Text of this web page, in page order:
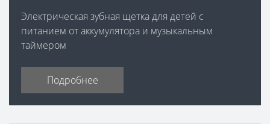
Электрическая зубная щетка для детей с
питанием от аккумулятора и музыкальным
таймером
Подробнее